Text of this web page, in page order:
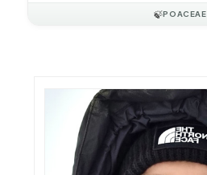
🍃POACEAE